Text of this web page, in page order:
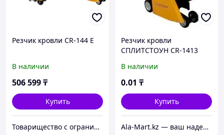
Резчик кровли CR-144 Е
В наличии
506 599₸
Купить
Товарищество с ограниченной ответственностью "Infinity Power"
Резчик кровли
СПЛИТСТОУН CR-1413
В наличии
0.01 ₸
Купить
Ala-Mart.kz — ваш надежный партнер в мире качественных товаров.